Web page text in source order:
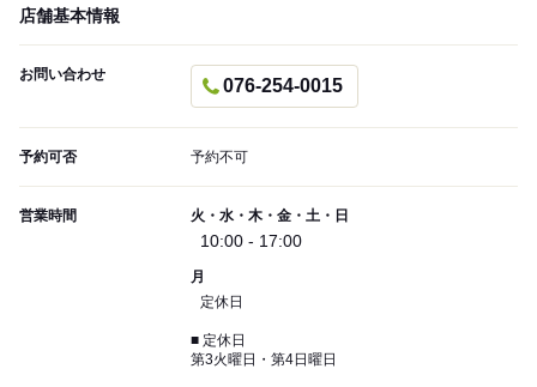
店舗基本情報
お問い合わせ
076-254-0015
予約可否 予約不可
営業時間 火・水・木・金・土・日
10:00 - 17:00
月
定休日
■ 定休日
第3火曜日・第4日曜日